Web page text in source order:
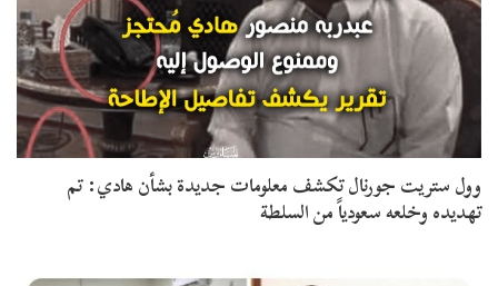
وول ستريت جورنال تكشف معلومات جديدة بشأن هادي: تم
تهديده وخلعه سعودياً من السلطة